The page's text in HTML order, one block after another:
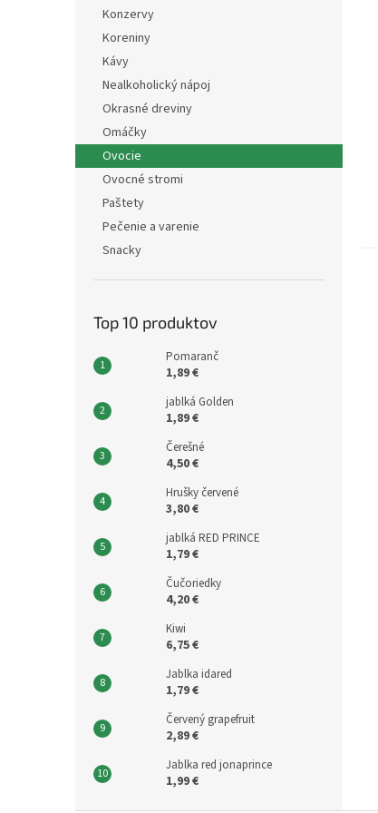
Konzervy
Koreniny
Kávy
Nealkoholický nápoj
Okrasné dreviny
Omáčky
Ovocie
Ovocné stromi
Paštety
Pečenie a varenie
Snacky
Top 10 produktov
Pomaranč
1,89 €
jablká Golden
1,89 €
Čerešné
4,50 €
Hrušky červené
3,80 €
jablká RED PRINCE
1,79 €
Čučoriedky
4,20 €
Kiwi
6,75 €
Jablka idared
1,79 €
Červený grapefruit
2,89 €
Jablka red jonaprince
1,99 €